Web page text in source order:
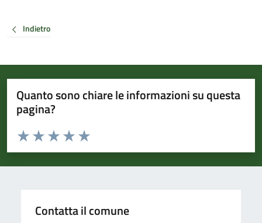
Indietro
Quanto sono chiare le informazioni su questa
pagina?
Valuta da 1 a 5 stelle la pagina
Valuta 5 stelle su 5
Valuta 4 stelle su 5
Valuta 3 stelle su 5
Valuta 2 stelle su 5
Valuta 1 stelle su 5
Contatta il comune